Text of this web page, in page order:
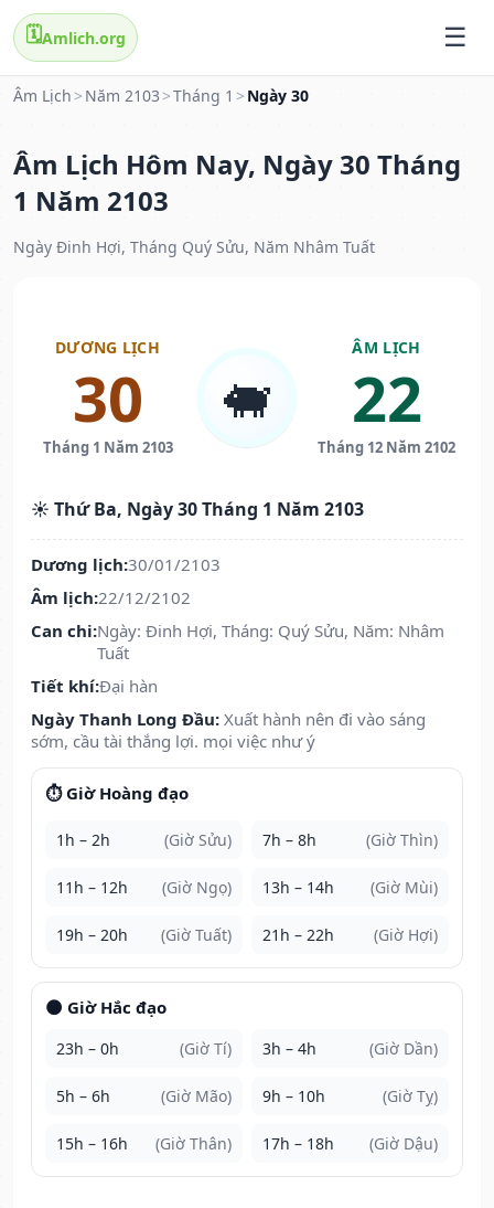
🗓️Amlich.org
Âm Lịch > Năm 2103 >Tháng 1 > Ngày 30
Âm Lịch Hôm Nay, Ngày 30 Tháng
1 Năm 2103
Ngày Đinh Hợi, Tháng Quý Sửu, Năm Nhâm Tuất
DƯƠNG LỊCH
30
Tháng 1 Năm 2103
🐖
ÂM LỊCH
22
Tháng 12 Năm 2102
☀️ Thứ Ba, Ngày 30 Tháng 1 Năm 2103
Dương lịch:30/01/2103
Âm lịch:22/12/2102
Can chi:Ngày: Đinh Hợi, Tháng: Quý Sửu, Năm: Nhâm
Tuất
Tiết khí:Đại hàn
Ngày Thanh Long Đầu: Xuất hành nên đi vào sáng
sớm, cầu tài thắng lợi. mọi việc như ý
⏱️ Giờ Hoàng đạo
1h – 2h (Giờ Sửu) 7h – 8h (Giờ Thìn)
11h – 12h (Giờ Ngọ) 13h – 14h (Giờ Mùi)
19h – 20h (Giờ Tuất) 21h – 22h (Giờ Hợi)
🌑 Giờ Hắc đạo
23h – 0h (Giờ Tí) 3h – 4h (Giờ Dần)
5h – 6h (Giờ Mão) 9h – 10h (Giờ Tỵ)
15h – 16h (Giờ Thân) 17h – 18h (Giờ Dậu)